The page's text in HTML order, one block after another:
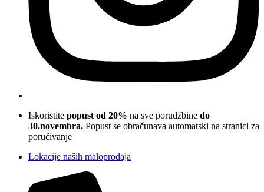
Iskoristite popust od 20% na sve porudžbine do
30.novembra. Popust se obračunava automatski na stranici za
poručivanje
Lokacije naših maloprodaja